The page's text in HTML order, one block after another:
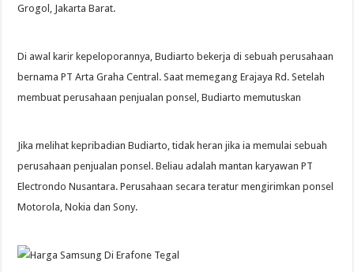
Grogol, Jakarta Barat.
Di awal karir kepeloporannya, Budiarto bekerja di sebuah perusahaan
bernama PT Arta Graha Central. Saat memegang Erajaya Rd. Setelah
membuat perusahaan penjualan ponsel, Budiarto memutuskan
Jika melihat kepribadian Budiarto, tidak heran jika ia memulai sebuah
perusahaan penjualan ponsel. Beliau adalah mantan karyawan PT
Electrondo Nusantara. Perusahaan secara teratur mengirimkan ponsel
Motorola, Nokia dan Sony.